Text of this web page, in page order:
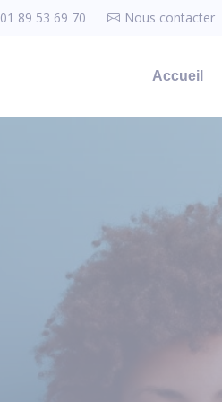
01 89 53 69 70 Nous contacter
Accueil